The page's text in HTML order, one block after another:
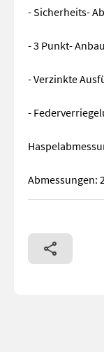
- Sicherheits-
- 3 Punkt-
- Verzinkte
-
Abmessungen:
- Haspel für